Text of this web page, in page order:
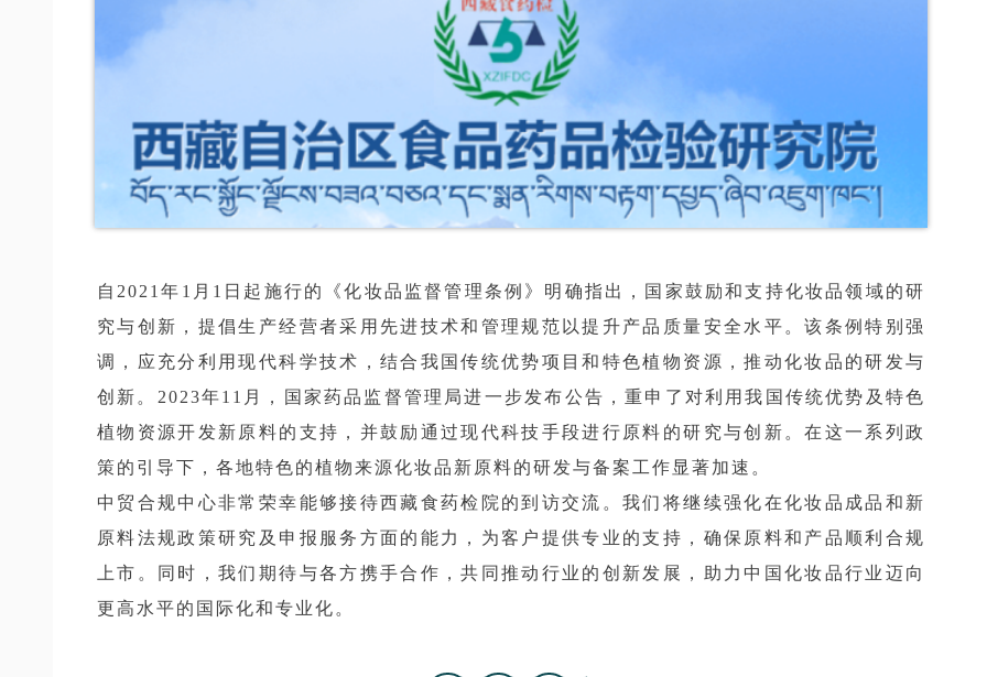
自2021年1月1日起施行的《化妆品监督管理条例》明确指出，国家鼓励和支持化妆品领域的研
究与创新，提倡生产经营者采用先进技术和管理规范以提升产品质量安全水平。该条例特别强
调，应充分利用现代科学技术，结合我国传统优势项目和特色植物资源，推动化妆品的研发与
创新。2023年11月，国家药品监督管理局进一步发布公告，重申了对利用我国传统优势及特色
植物资源开发新原料的支持，并鼓励通过现代科技手段进行原料的研究与创新。在这一系列政
策的引导下，各地特色的植物来源化妆品新原料的研发与备案工作显著加速。
中贸合规中心非常荣幸能够接待西藏食药检院的到访交流。我们将继续强化在化妆品成品和新
原料法规政策研究及申报服务方面的能力，为客户提供专业的支持，确保原料和产品顺利合规
上市。同时，我们期待与各方携手合作，共同推动行业的创新发展，助力中国化妆品行业迈向
更高水平的国际化和专业化。